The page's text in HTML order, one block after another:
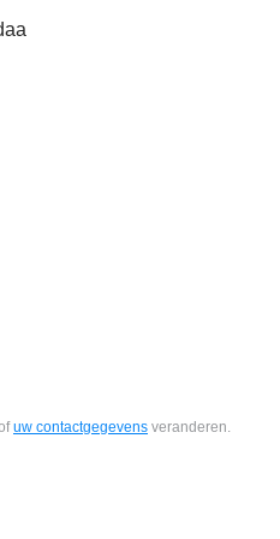
uw contactgegevens veranderen.